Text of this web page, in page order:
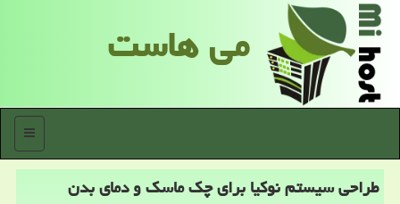
می هاست
منو
طراحی سیستم نوكیا برای چك ماسك و دمای بدن